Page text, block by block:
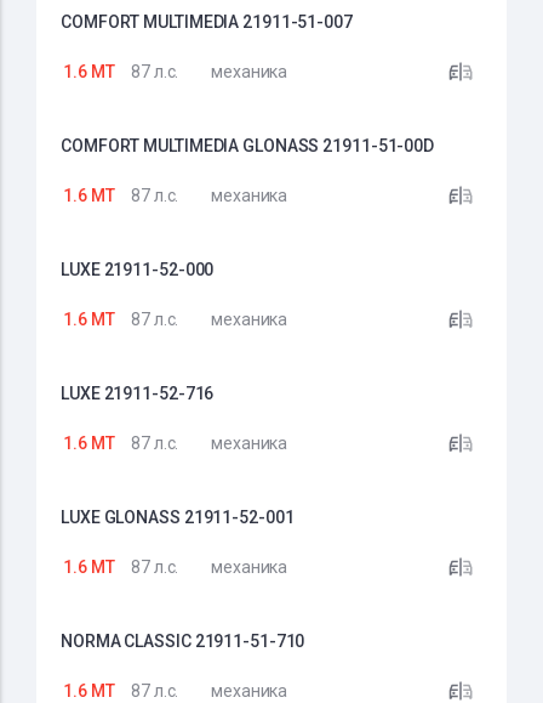
COMFORT MULTIMEDIA 21911-51-007
1.6 MT 87 л.с. механика
COMFORT MULTIMEDIA GLONASS 21911-51-00D
1.6 MT 87 л.с. механика
LUXE 21911-52-000
1.6 MT 87 л.с. механика
LUXE 21911-52-716
1.6 MT 87 л.с. механика
LUXE GLONASS 21911-52-001
1.6 MT 87 л.с. механика
NORMA CLASSIC 21911-51-710
1.6 MT 87 л.с. механика